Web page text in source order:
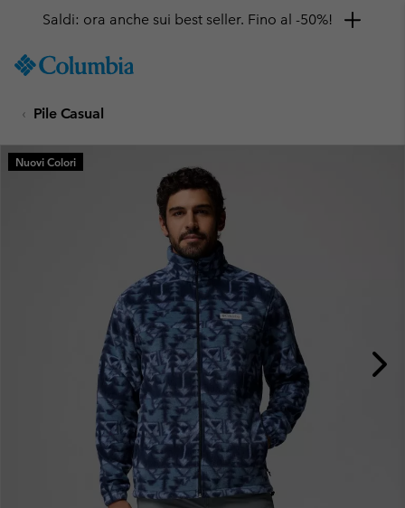
TO
SKIP
MAIN
NAV
Saldi: ora anche sui best seller. Fino al -50%!
Pile Casual
Nuovi Colori